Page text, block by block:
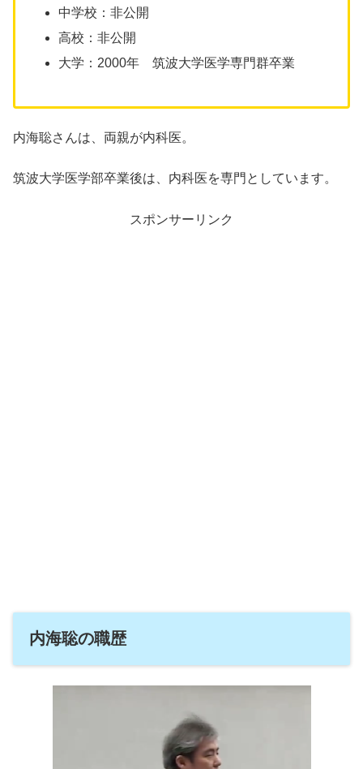
中学校：非公開
高校：非公開
大学：2000年 筑波大学医学専門群卒業
内海聡さんは、両親が内科医。
筑波大学医学部卒業後は、内科医を専門としています。
スポンサーリンク
内海聡の職歴